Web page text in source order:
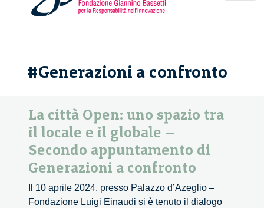
#Generazioni a confronto
La città Open: uno spazio tra
il locale e il globale –
Secondo appuntamento di
Generazioni a confronto
Il 10 aprile 2024, presso Palazzo d’Azeglio –
Fondazione Luigi Einaudi si è tenuto il dialogo